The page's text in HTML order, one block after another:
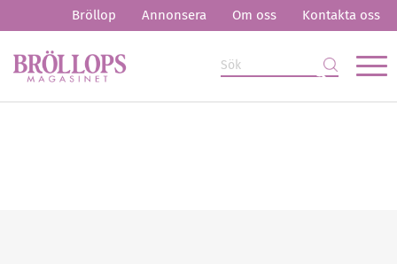
Bröllop Annonsera Om oss Kontakta oss